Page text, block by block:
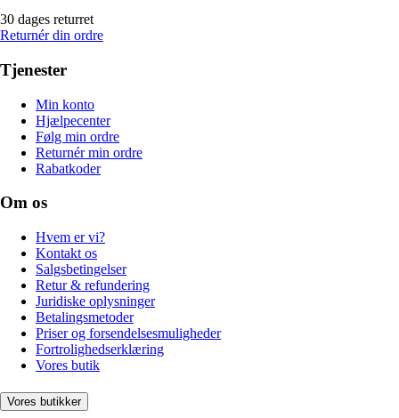
30 dages returret
Returnér din ordre
Tjenester
Min konto
Hjælpecenter
Følg min ordre
Returnér min ordre
Rabatkoder
Om os
Hvem er vi?
Kontakt os
Salgsbetingelser
Retur & refundering
Juridiske oplysninger
Betalingsmetoder
Priser og forsendelsesmuligheder
Fortrolighedserklæring
Vores butik
Vores butikker